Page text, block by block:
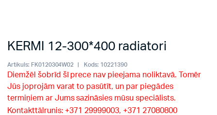
KERMI 12-300*400 radiatori
Artikuls: FK0120304W02 Kods: 10221390
Diemžēl šobrīd šī prece nav pieejama noliktavā. Tomēr
Jūs joprojām varat to pasūtīt, un par piegādes
termiņiem ar Jums sazināsies mūsu speciālists.
Kontakttālrunis: +371 29999003, +371 27080800